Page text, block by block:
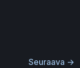
Seuraava →